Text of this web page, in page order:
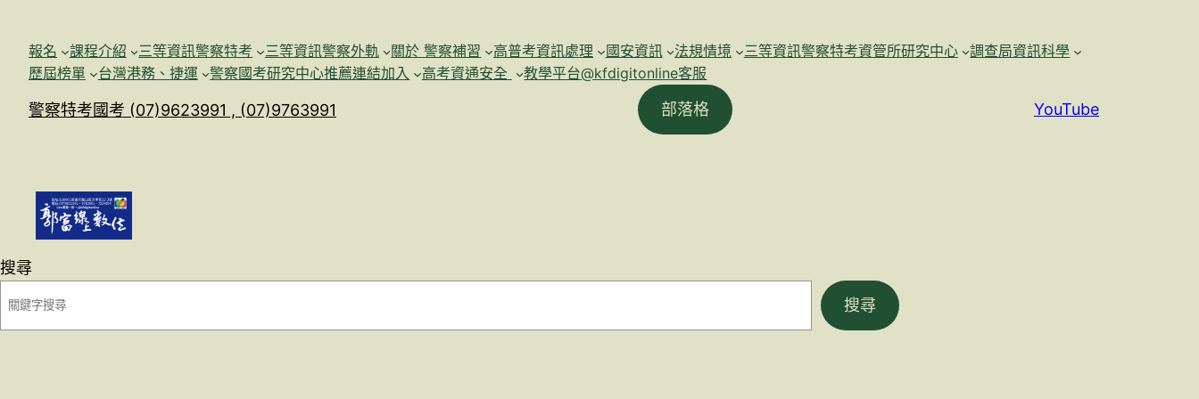
報名 課程介紹 三等資訊警察特考 三等資訊警察外軌 關於 警察補習 高普考資訊處理 國安資訊 法規情境 三等資訊警察特考資管所研究中心
調查局資訊科學
歷屆榜單
台灣港務、捷運 警察國考研究中心推薦連結加入 高考資通安全 教學平台@kfdigitonline客服
警察特考國考 (07)9623991 , (07)9763991 部落格 YouTube
搜尋
搜尋